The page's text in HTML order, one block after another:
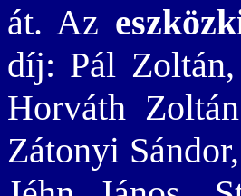
át. Az
díj: Pál Zoltán,
Horváth
Zátonyi